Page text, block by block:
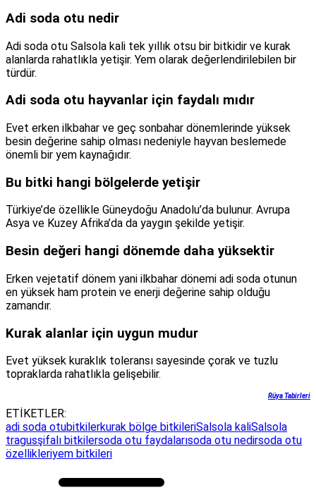
Adi soda otu nedir
Adi soda otu Salsola kali tek yıllık otsu bir bitkidir ve kurak
alanlarda rahatlıkla yetişir. Yem olarak değerlendirilebilen bir
türdür.
Adi soda otu hayvanlar için faydalı mıdır
Evet erken ilkbahar ve geç sonbahar dönemlerinde yüksek
besin değerine sahip olması nedeniyle hayvan beslemede
önemli bir yem kaynağıdır.
Bu bitki hangi bölgelerde yetişir
Türkiye’de özellikle Güneydoğu Anadolu’da bulunur. Avrupa
Asya ve Kuzey Afrika’da da yaygın şekilde yetişir.
Besin değeri hangi dönemde daha yüksektir
Erken vejetatif dönem yani ilkbahar dönemi adi soda otunun
en yüksek ham protein ve enerji değerine sahip olduğu
zamandır.
Kurak alanlar için uygun mudur
Evet yüksek kuraklık toleransı sayesinde çorak ve tuzlu
topraklarda rahatlıkla gelişebilir.
Rüya Tabirleri
ETİKETLER:
adi soda otubitkilerkurak bölge bitkileriSalsola kaliSalsola
tragusşifalı bitkilersoda otu faydalarısoda otu nedirsoda otu
özellikleriyem bitkileri